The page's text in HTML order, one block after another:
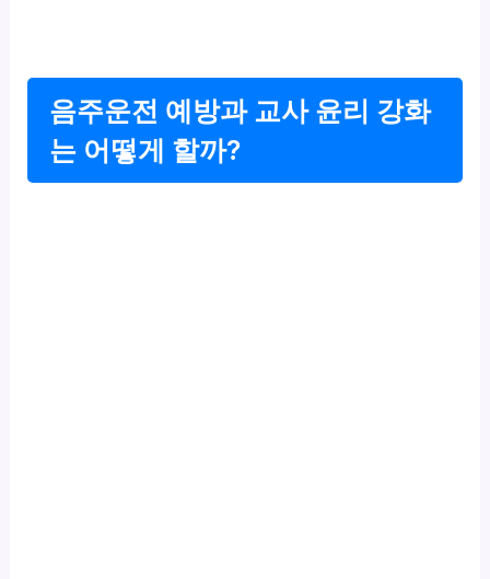
음주운전 예방과 교사 윤리 강화
는 어떻게 할까?